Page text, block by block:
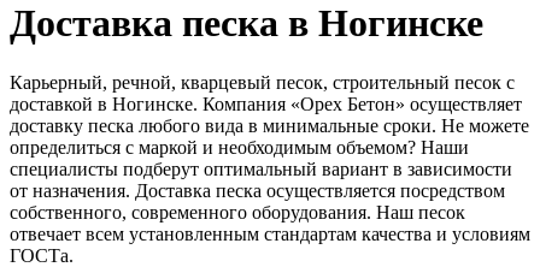
Доставка песка в Ногинске
Карьерный, речной, кварцевый песок, строительный песок с
доставкой в Ногинске. Компания «Орех Бетон» осуществляет
доставку песка любого вида в минимальные сроки. Не можете
определиться с маркой и необходимым объемом? Наши
специалисты подберут оптимальный вариант в зависимости
от назначения. Доставка песка осуществляется посредством
собственного, современного оборудования. Наш песок
отвечает всем установленным стандартам качества и условиям
ГОСТа.